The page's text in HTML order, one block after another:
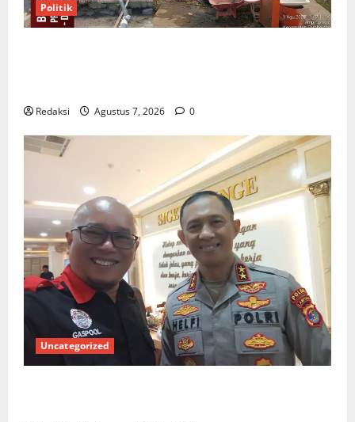
Politik
Redaksi Agustus 7, 2026 0
Uncategorized